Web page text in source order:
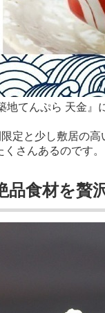
地てんぷら 天金』
定と少し敷居の高
さんあるのです。
品食材を贅